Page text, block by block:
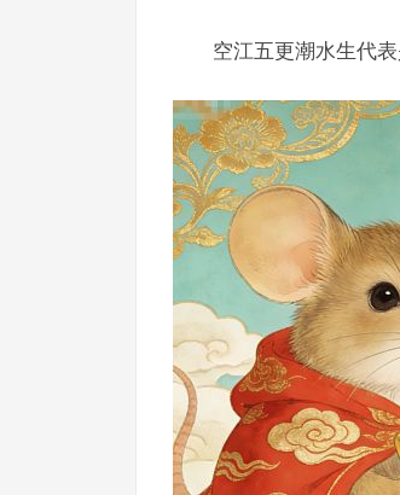
空江五更潮水生代